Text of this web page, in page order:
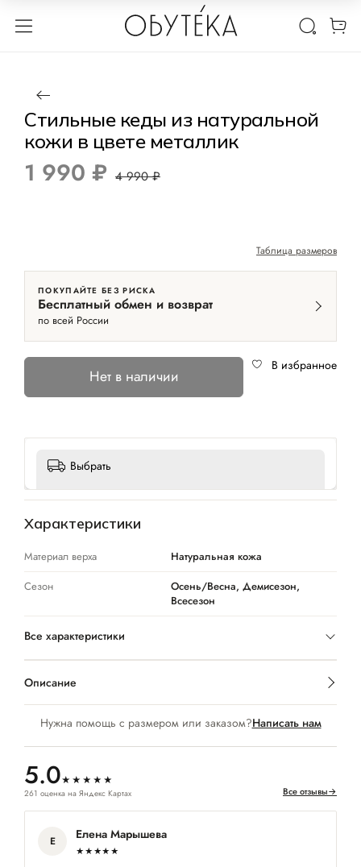
1 / 2
Стильные кеды из натуральной
кожи в цвете металлик
1 990 ₽ 4 990 ₽
Таблица размеров
ПОКУПАЙТЕ БЕЗ РИСКА
Бесплатный обмен и возврат
по всей России
Нет в наличии
В избранное
Выбрать
Нужна помощь с размером или заказом?Написать нам
5.0★★★★★
261 оценка на Яндекс Картах Все отзывы→
Е Елена Марышева
★★★★★
Характеристики
Материал верха
Натуральная кожа
Сезон
Осень/Весна, Демисезон,
Всесезон
Все характеристики
Описание